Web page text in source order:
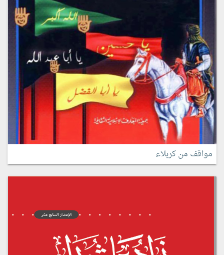
مواقف من كربلاء